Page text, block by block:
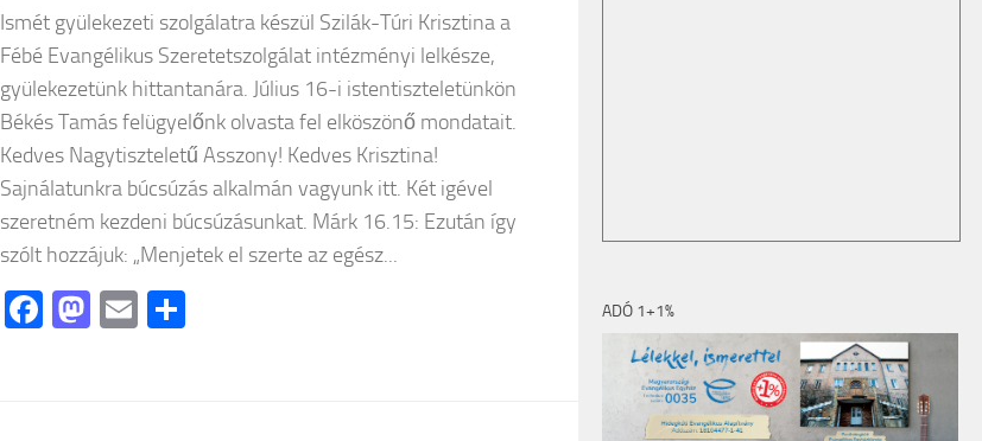
Ismét gyülekezeti szolgálatra készül Szilák-Túri Krisztina a
Fébé Evangélikus Szeretetszolgálat intézményi lelkésze,
gyülekezetünk hittantanára. Július 16-i istentiszteletünkön
Békés Tamás felügyelőnk olvasta fel elköszönő mondatait.
Kedves Nagytiszteletű Asszony! Kedves Krisztina!
Sajnálatunkra búcsúzás alkalmán vagyunk itt. Két igével
szeretném kezdeni búcsúzásunkat. Márk 16.15: Ezután így
szólt hozzájuk: „Menjetek el szerte az egész...
Facebook
Mastodon
Email ADÓ 1+1%